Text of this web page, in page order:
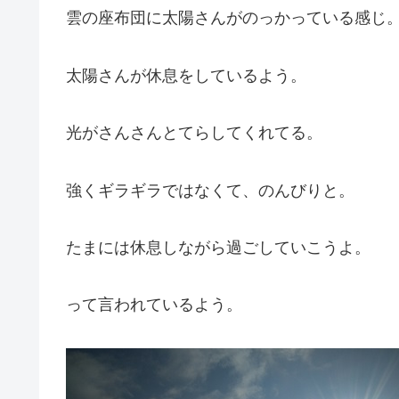
雲の座布団に太陽さんがのっかっている感じ
太陽さんが休息をしているよう。
光がさんさんとてらしてくれてる。
強くギラギラではなくて、のんびりと。
たまには休息しながら過ごしていこうよ。
って言われているよう。